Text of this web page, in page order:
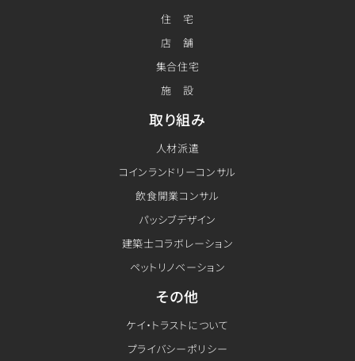
住 宅
店 舗
集合住宅
施 設
取り組み
人材派遣
コインランドリーコンサル
飲食開業コンサル
パッシブデザイン
建築士コラボレーション
ペットリノベーション
その他
ケイ・トラストについて
プライバシーポリシー